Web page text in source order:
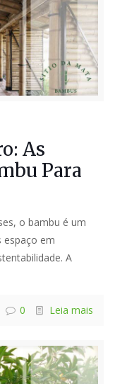
As
Para
o bambu é um
espaço em
A
0 Leia mais